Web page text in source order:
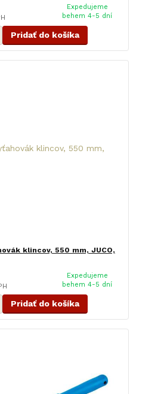
Expedujeme
behem 4-5 dní
Pridať do košíka
klincov, 550 mm, JUCO,
Expedujeme
behem 4-5 dní
Pridať do košíka